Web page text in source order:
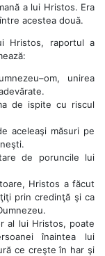
a lui Hristos. Era
acestea două.
Hristos, raportul a
unirea
de ispite cu riscul
aceleaşi măsuri pe
de poruncile lui
Hristos a făcut
prin credinţă şi ca
al lui Hristos, poate
înaintea lui
ce creşte în har şi